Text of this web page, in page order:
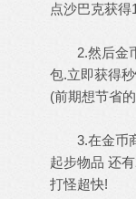
点沙巴克获
2.然后金币
包.立即获得
(前期想节省
3.在金币商
起步物品 还
打怪超快!